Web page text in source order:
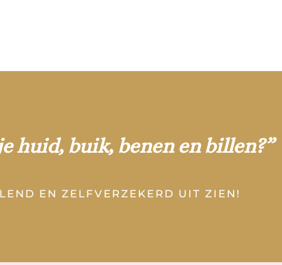
huid, buik, benen en billen?”
EN ZELFVERZEKERD UIT ZIEN!